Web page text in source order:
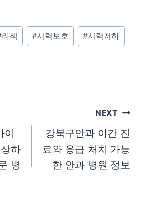
라섹 #시력보호 #시력저하
이
하
병
NEXT
강북구안과 야간 진
료와 응급 처치 가능
한 안과 병원 정보